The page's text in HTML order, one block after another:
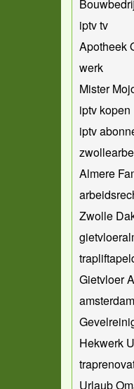
iptv tv
Apotheek
werk
Mister
iptv kopen
iptv
Almere
Zwolle
Gietvloer
Hekwerk
Urlaub